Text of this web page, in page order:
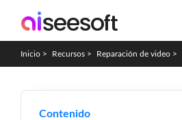
Inicio > Recursos > Reparación de video >
Contenido